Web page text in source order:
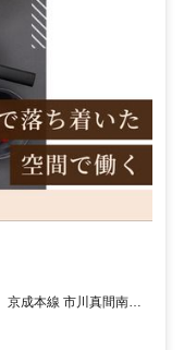
成本線 市川真間南口